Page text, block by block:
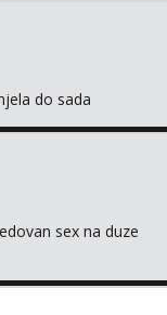
do sada
sex na duze